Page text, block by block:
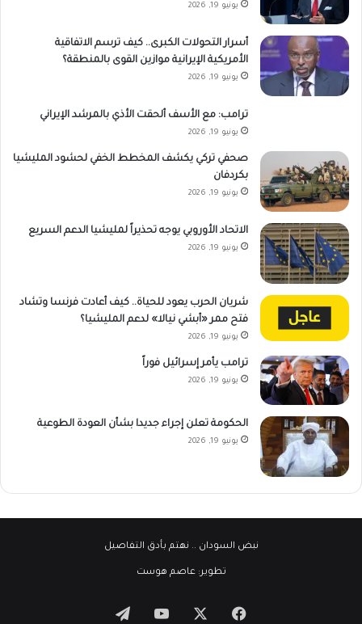
يونيو 19, 2026
أسرار التحولات الكبرى.. كيف ترسم الاتفاقية
الأمريكية الإيرانية موازين القوى بالمنطقة؟
يونيو 19, 2026
ترامب: مع الأسف ألحقت الأذي بالمرشد الإيراني
يونيو 19, 2026
صحفي تركي يكشف المخطط الخفي لحشود المليشيا
بكردفان
يونيو 19, 2026
الاتحاد الأوروبي يوجه تحذيراً لمليشيا الدعم السريع
يونيو 19, 2026
شريان الحرب يعود للحياة.. كيف أعادت فرنسا وتشاد
فتح ممر «أبشي نيالا» لدعم المليشيا؟
يونيو 19, 2026
ترامب يأمر إسرائيل فوراً
يونيو 19, 2026
الحكومة تعلن إجراء جديدا بشأن العودة الطوعية
يونيو 19, 2026
نبض السودان .. نهتم بأدق التفاصيل
تطوير:عاصم هوست
فيسبوك ‫YouTubeتيلقرام